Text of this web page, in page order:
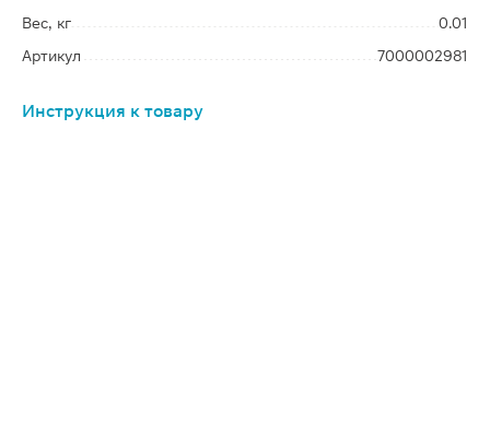
Вес, кг
0.01
Артикул
7000002981
Инструкция к товару